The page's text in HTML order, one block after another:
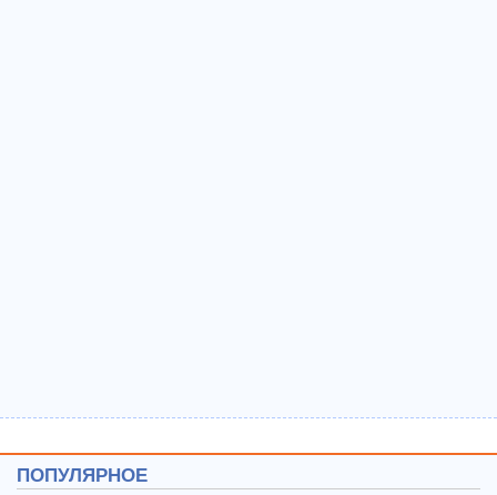
ПОПУЛЯРНОЕ